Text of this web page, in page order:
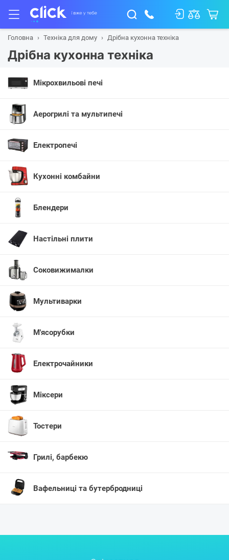
Головна Техніка для дому Дрібна кухонна техніка
Дрібна кухонна техніка
Мікрохвильові печі
Аерогрилі та мультипечі
Електропечі
Кухонні комбайни
Блендери
Настільні плити
Соковижималки
Мультиварки
М'ясорубки
Електрочайники
Міксери
Тостери
Грилі, барбекю
Вафельниці та бутербродниці